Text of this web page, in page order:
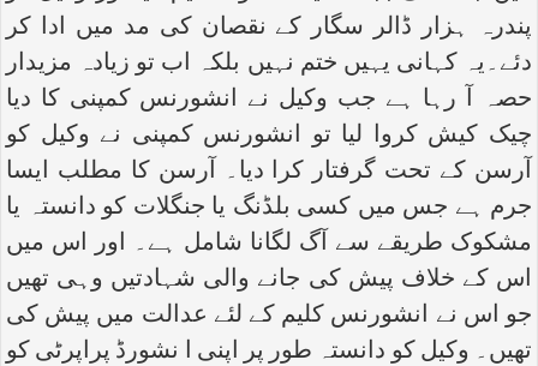
پندرہ ہزار ڈالر سگار کے نقصان کی مد میں ادا کر
دئے۔یہ کہانی یہیں ختم نہیں بلکہ اب تو زیادہ مزیدار
حصہ آ رہا ہے جب وکیل نے انشورنس کمپنی کا دیا
چیک کیش کروا لیا تو انشورنس کمپنی نے وکیل کو
آرسن کے تحت گرفتار کرا دیا۔ آرسن کا مطلب ایسا
جرم ہے جس میں کسی بلڈنگ یا جنگلات کو دانستہ یا
مشکوک طریقے سے آگ لگانا شامل ہے۔ اور اس میں
اس کے خلاف پیش کی جانے والی شہادتیں وہی تھیں
جو اس نے انشورنس کلیم کے لئے عدالت میں پیش کی
تھیں۔ وکیل کو دانستہ طور پر اپنی ا نشورڈ پراپرٹی کو